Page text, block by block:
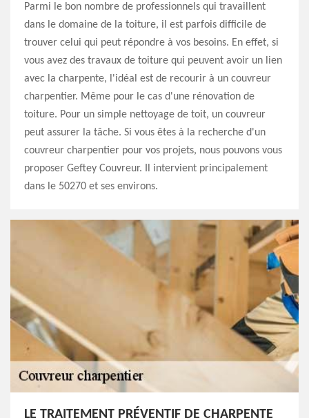
Parmi le bon nombre de professionnels qui travaillent
dans le domaine de la toiture, il est parfois difficile de
trouver celui qui peut répondre à vos besoins. En effet, si
vous avez des travaux de toiture qui peuvent avoir un lien
avec la charpente, l'idéal est de recourir à un couvreur
charpentier. Même pour le cas d'une rénovation de
toiture. Pour un simple nettoyage de toit, un couvreur
peut assurer la tâche. Si vous êtes à la recherche d'un
couvreur charpentier pour vos projets, nous pouvons vous
proposer Geftey Couvreur. Il intervient principalement
dans le 50270 et ses environs.
LE TRAITEMENT PRÉVENTIF DE CHARPENTE